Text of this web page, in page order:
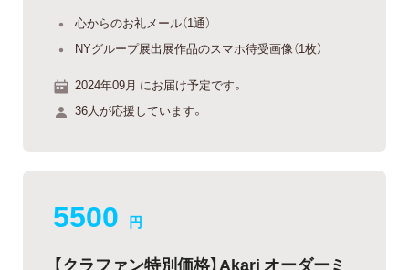
心からのお礼メール（1通）
NYグループ展出展作品のスマホ待受画像（1枚）
2024年09月 にお届け予定です。
36人が応援しています。
5500 円
【クラファン特別価格】Akari オーダーミ